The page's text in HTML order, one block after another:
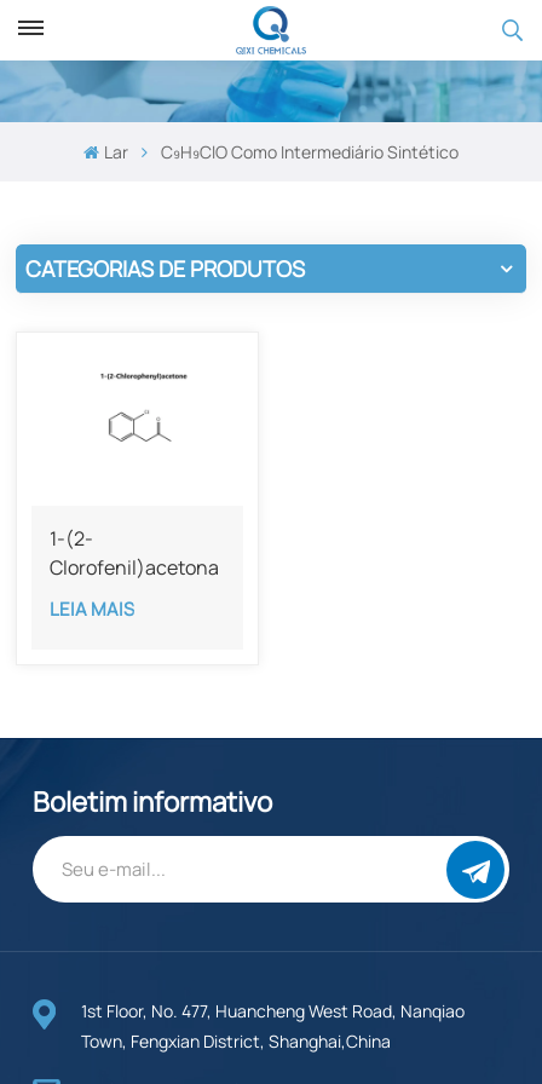
Lar C₉H₉ClO Como Intermediário Sintético
CATEGORIAS DE PRODUTOS
1-(2-
Clorofenil)acetona
com pureza de 95%
CAS 6305-95-9
LEIA MAIS
Boletim informativo
1st Floor, No. 477, Huancheng West Road, Nanqiao
Town, Fengxian District, Shanghai,China